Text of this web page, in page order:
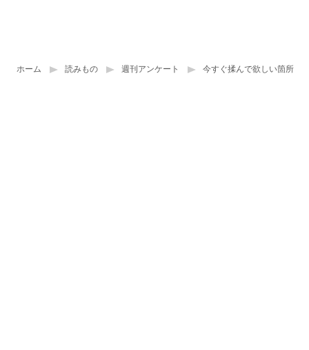
ホーム 読みもの 週刊アンケート 今すぐ揉んで欲しい箇所